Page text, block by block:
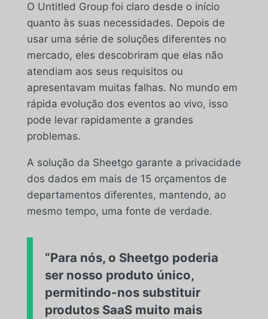
O Untitled Group foi claro desde o início
quanto às suas necessidades. Depois de
usar uma série de soluções diferentes no
mercado, eles descobriram que elas não
atendiam aos seus requisitos ou
apresentavam muitas falhas. No mundo em
rápida evolução dos eventos ao vivo, isso
pode levar rapidamente a grandes
problemas.
A solução da Sheetgo garante a privacidade
dos dados em mais de 15 orçamentos de
departamentos diferentes, mantendo, ao
mesmo tempo, uma fonte de verdade.
“Para nós, o Sheetgo poderia
ser nosso produto único,
permitindo-nos substituir
produtos SaaS muito mais